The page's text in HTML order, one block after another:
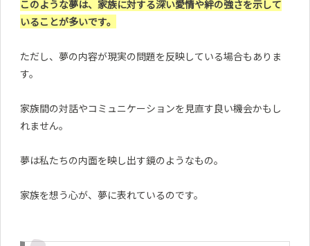
このような夢は、家族に対する深い愛情や絆の強さを示して
いることが多いです。
ただし、夢の内容が現実の問題を反映している場合もありま
す。
家族間の対話やコミュニケーションを見直す良い機会かもし
れません。
夢は私たちの内面を映し出す鏡のようなもの。
家族を想う心が、夢に表れているのです。